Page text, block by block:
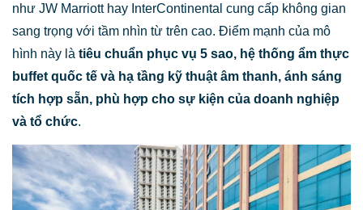
như JW Marriott hay InterContinental cung cấp không gian
sang trọng với tầm nhìn từ trên cao. Điểm mạnh của mô
hình này là tiêu chuẩn phục vụ 5 sao, hệ thống ẩm thực
buffet quốc tế và hạ tầng kỹ thuật âm thanh, ánh sáng
tích hợp sẵn, phù hợp cho sự kiện của doanh nghiệp
và tổ chức.